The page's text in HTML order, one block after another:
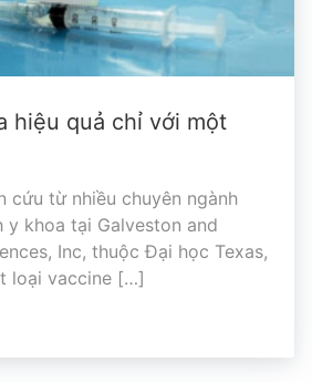
hiệu quả chỉ với một
cứu từ nhiều chuyên ngành
y khoa tại Galveston and
Inc, thuộc Đại học Texas,
loại vaccine […]